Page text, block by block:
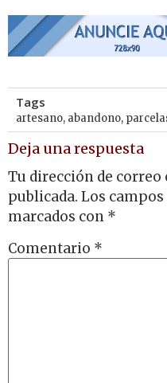
Tags
artesano, abandono,
Deja una respuesta
Tu dirección de
publicada. Los
marcados con *
Comentario *